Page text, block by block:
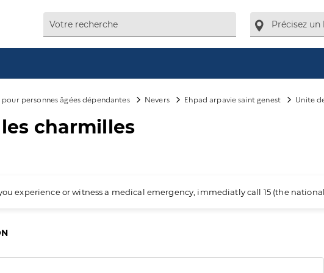
personnes âgées dépendantes Nevers Ehpad arpavie saint genest Unite
charmilles
experience or witness a medical emergency, immediatly call 15 (the